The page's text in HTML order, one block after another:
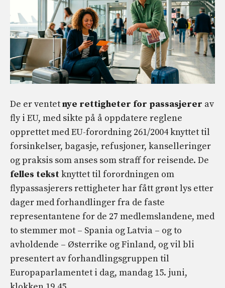
De er ventetnye rettigheter for passasjerer av
fly i EU, med sikte på å oppdatere reglene
opprettet med EU-forordning 261/2004 knyttet til
forsinkelser, bagasje, refusjoner, kanselleringer
og praksis som anses som straff for reisende. De
felles tekstknyttet til forordningen om
flypassasjerers rettigheter har fått grønt lys etter
dager med forhandlinger fra de faste
representantene for de 27 medlemslandene, med
to stemmer mot – Spania og Latvia – og to
avholdende – Østerrike og Finland, og vil bli
presentert av forhandlingsgruppen til
Europaparlamentet i dag, mandag 15. juni,